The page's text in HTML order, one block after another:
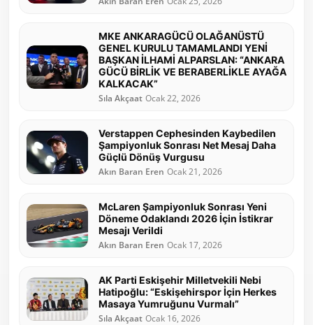
MKE ANKARAGÜCÜ OLAĞANÜSTÜ
GENEL KURULU TAMAMLANDI YENİ
BAŞKAN İLHAMİ ALPARSLAN: “ANKARA
GÜCÜ BİRLİK VE BERABERLİKLE AYAĞA
KALKACAK”
Sıla Akçaat Ocak 22, 2026
Verstappen Cephesinden Kaybedilen
Şampiyonluk Sonrası Net Mesaj Daha
Güçlü Dönüş Vurgusu
Akın Baran Eren Ocak 21, 2026
McLaren Şampiyonluk Sonrası Yeni
Döneme Odaklandı 2026 İçin İstikrar
Mesajı Verildi
Akın Baran Eren Ocak 17, 2026
AK Parti Eskişehir Milletvekili Nebi
Hatipoğlu: “Eskişehirspor İçin Herkes
Masaya Yumruğunu Vurmalı”
Sıla Akçaat Ocak 16, 2026